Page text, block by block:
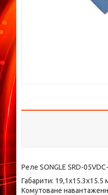
Реле SONGLE SRD-
Габарити: 19,1x15.3x15.5
Комутоване